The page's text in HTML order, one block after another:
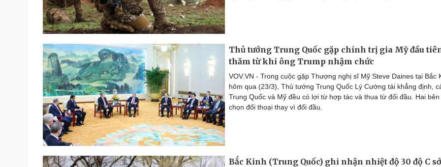
Thủ tướng Trung Quốc gặp chính trị gia Mỹ đầu
thăm từ khi ông Trump nhậm chức
VOV.VN - Trong cuộc gặp Thượng nghị sĩ Mỹ Steve Daines tại Bắc
hôm qua (23/3), Thủ tướng Trung Quốc Lý Cường tái khẳng định,
Trung Quốc và Mỹ đều có lợi từ hợp tác và thua từ đối đầu. Hai bên
chọn đối thoại thay vì đối đầu.
Bắc Kinh (Trung Quốc) ghi nhận nhiệt độ 30 độ C